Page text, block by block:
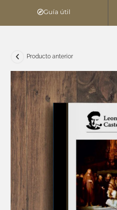
Guía útil
Producto anterior